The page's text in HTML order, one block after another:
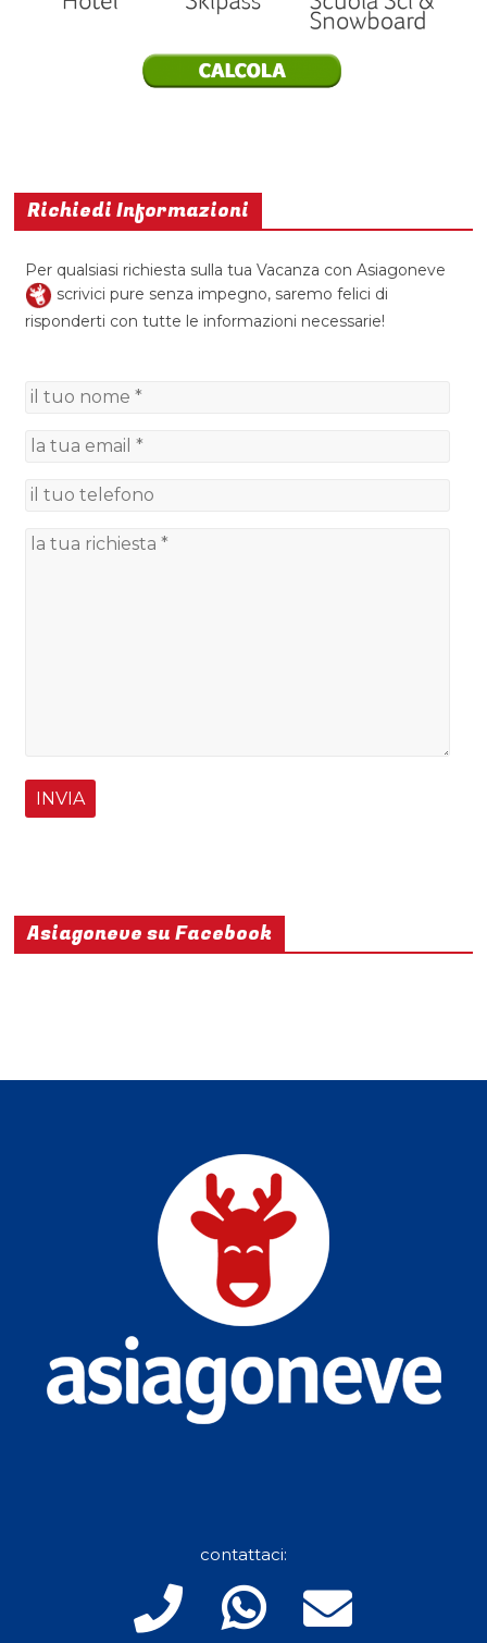
Richiedi Informazioni
Per qualsiasi richiesta sulla tua Vacanza con Asiagoneve
scrivici pure senza impegno, saremo felici di
risponderti con tutte le informazioni necessarie!
Asiagoneve su Facebook
contattaci: